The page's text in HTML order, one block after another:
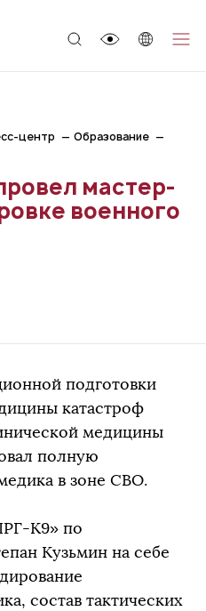
центр
Образование
мастер-
военного
подготовки
катастроф
медицины
полную
в зоне СВО.
К9» по
Кузьмин на себе
состав тактических